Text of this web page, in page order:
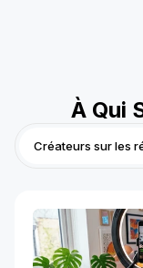
À Qui
Créateurs sur les